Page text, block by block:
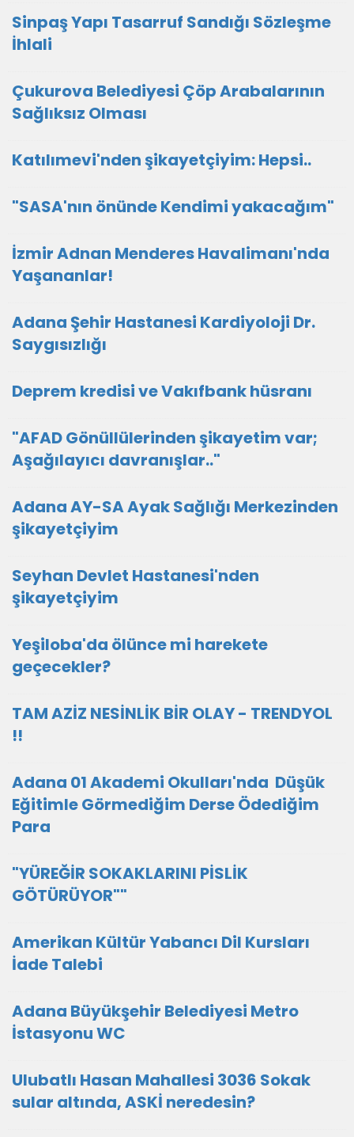
Sinpaş Yapı Tasarruf Sandığı Sözleşme
İhlali
Çukurova Belediyesi Çöp Arabalarının
Sağlıksız Olması
Katılımevi'nden şikayetçiyim: Hepsi..
"SASA'nın önünde Kendimi yakacağım"
İzmir Adnan Menderes Havalimanı'nda
Yaşananlar!
Adana Şehir Hastanesi Kardiyoloji Dr.
Saygısızlığı
Deprem kredisi ve Vakıfbank hüsranı
"AFAD Gönüllülerinden şikayetim var;
Aşağılayıcı davranışlar.."
Adana AY-SA Ayak Sağlığı Merkezinden
şikayetçiyim
Seyhan Devlet Hastanesi'nden
şikayetçiyim
Yeşiloba'da ölünce mi harekete
geçecekler?
TAM AZİZ NESİNLİK BİR OLAY - TRENDYOL
!!
Adana 01 Akademi Okulları'nda Düşük
Eğitimle Görmediğim Derse Ödediğim
Para
"YÜREĞİR SOKAKLARINI PİSLİK
GÖTÜRÜYOR""
Amerikan Kültür Yabancı Dil Kursları
İade Talebi
Adana Büyükşehir Belediyesi Metro
İstasyonu WC
Ulubatlı Hasan Mahallesi 3036 Sokak
sular altında, ASKİ neredesin?